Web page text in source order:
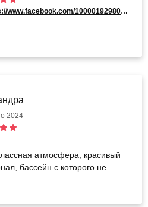
https://www.facebook.com/100001929803386
2024
атмосфера, красивый
бассейн с которого не